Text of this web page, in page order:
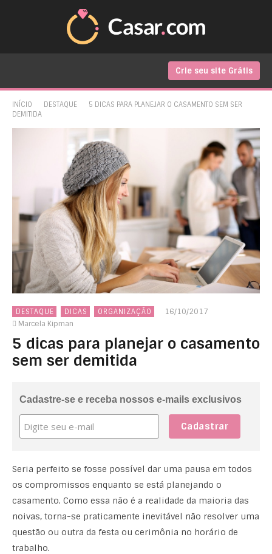
Crie seu site Grátis
INÍCIO DESTAQUE
5 DICAS PARA PLANEJAR O CASAMENTO SEM SER
DEMITIDA
DESTAQUE DICAS ORGANIZAÇÃO
16/10/2017
Marcela Kipman
5 dicas para planejar o casamento
sem ser demitida
Cadastre-se e receba nossos e-mails exclusivos
Seria perfeito se fosse possível dar uma pausa em todos
os compromissos enquanto se está planejando o
casamento. Como essa não é a realidade da maioria das
noivas, torna-se praticamente inevitável não resolver uma
questão ou outra da festa ou cerimônia no horário de
trabalho.